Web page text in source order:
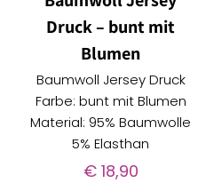
Druck – bunt mit
Blumen
Baumwoll Jersey Druck
Farbe: bunt mit Blumen
Material: 95% Baumwolle
5% Elasthan
€18,90